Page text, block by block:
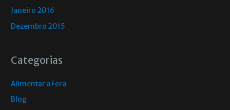
Janeiro 2016
Dezembro 2015
Categorias
Alimentar a Fera
Blog